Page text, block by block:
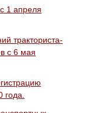
1 апреля
тракториста-
с 6 мая
года.